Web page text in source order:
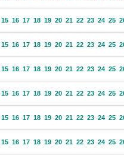
15 16 17 18 19 20 21 22 23 24 25
15 16 17 18 19 20 21 22 23 24 25
15 16 17 18 19 20 21 22 23 24 25
15 16 17 18 19 20 21 22 23 24 25
15 16 17 18 19 20 21 22 23 24 25
15 16 17 18 19 20 21 22 23 24 25